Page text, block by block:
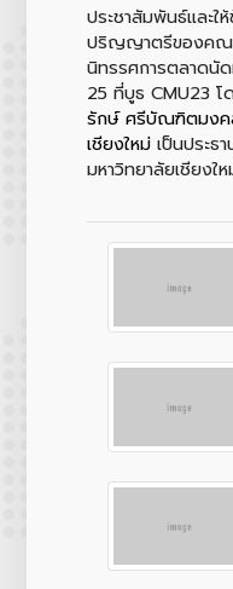
ประชาสัมพันธ์และใ
ปริญญาตรีของคณะ
นิทรรศการตลาดนั
25 ที่บูธ CMU23 โ
รักษ์ ศรีบัณฑิตมงค
เชียงใหม่เป็นประธ
มหาวิทยาลัยเชียงใ